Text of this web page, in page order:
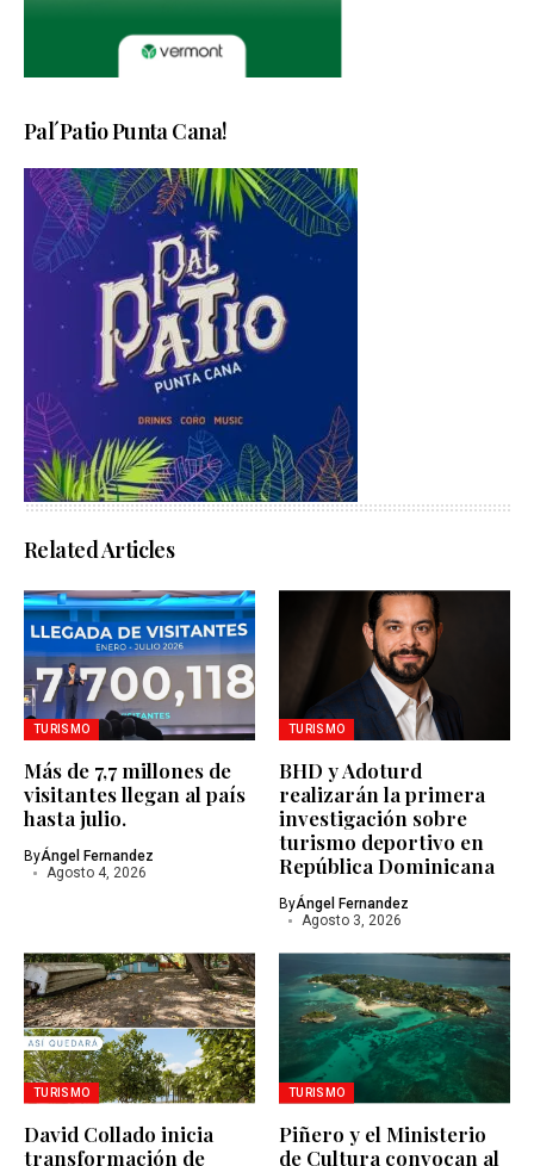
Pal´Patio Punta Cana!
Related Articles
TURISMO
Más de 7,7 millones de
visitantes llegan al país
hasta julio.
ByÁngel Fernandez
Agosto 4, 2026
TURISMO
BHD y Adoturd
realizarán la primera
investigación sobre
turismo deportivo en
República Dominicana
ByÁngel Fernandez
Agosto 3, 2026
TURISMO
David Collado inicia
transformación de
TURISMO
Piñero y el Ministerio
de Cultura convocan al